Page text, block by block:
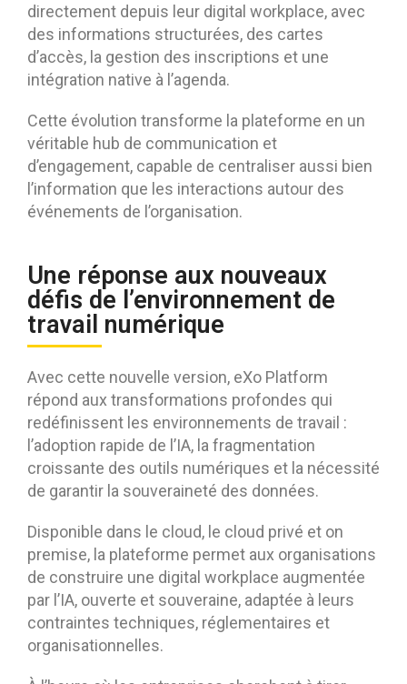
directement depuis leur digital workplace, avec
des informations structurées, des cartes
d’accès, la gestion des inscriptions et une
intégration native à l’agenda.
Cette évolution transforme la plateforme en un
véritable hub de communication et
d’engagement, capable de centraliser aussi bien
l’information que les interactions autour des
événements de l’organisation.
Une réponse aux nouveaux
défis de l’environnement de
travail numérique
Avec cette nouvelle version, eXo Platform
répond aux transformations profondes qui
redéfinissent les environnements de travail :
l’adoption rapide de l’IA, la fragmentation
croissante des outils numériques et la nécessité
de garantir la souveraineté des données.
Disponible dans le cloud, le cloud privé et on
premise, la plateforme permet aux organisations
de construire une digital workplace augmentée
par l’IA, ouverte et souveraine, adaptée à leurs
contraintes techniques, réglementaires et
organisationnelles.